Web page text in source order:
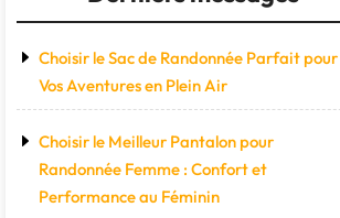
Choisir le Sac de Randonnée Parfait pour
Vos Aventures en Plein Air
Choisir le Meilleur Pantalon pour
Randonnée Femme : Confort et
Performance au Féminin